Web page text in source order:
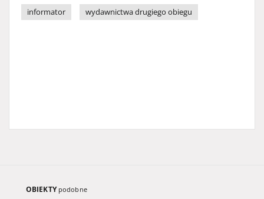
informator
wydawnictwa drugiego obiegu
OBIEKTY podobne